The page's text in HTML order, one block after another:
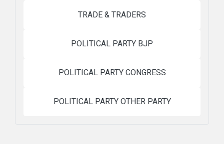
TRADE & TRADERS
POLITICAL PARTY BJP
POLITICAL PARTY CONGRESS
POLITICAL PARTY OTHER PARTY